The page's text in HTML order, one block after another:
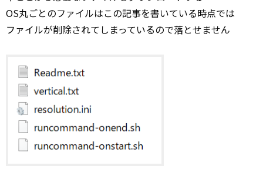
OS丸ごとのファイルはこの記事を書いている時点では
ファイルが削除されてしまっているので落とせません